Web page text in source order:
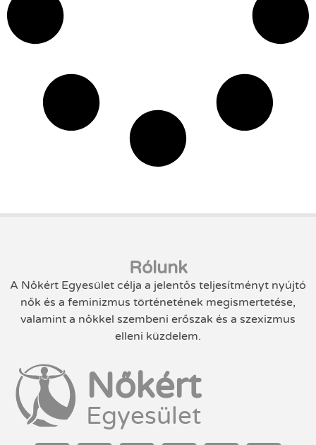
Rólunk
A Nőkért Egyesület célja a jelentős teljesítményt nyújtó
nők és a feminizmus történetének megismertetése,
valamint a nőkkel szembeni erőszak és a szexizmus
elleni küzdelem.
Nőkért
Egyesület